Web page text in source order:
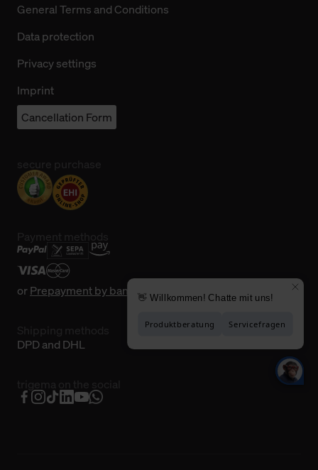
General Terms and Conditions
Data protection
Privacy settings
Imprint
Cancellation Form
orPrepayment by bank transfer
DPD and DHL